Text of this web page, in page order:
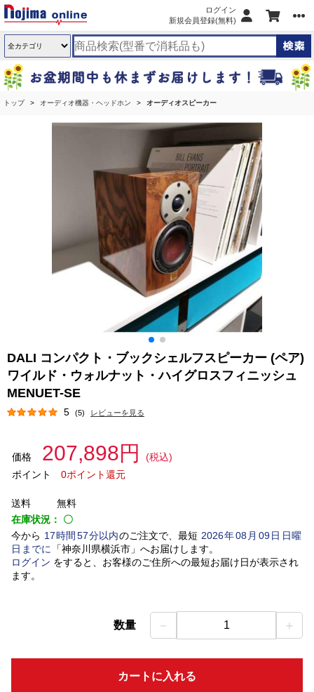
ログイン
新規会員登録(無料)
トップ オーディオ機器・ヘッドホン オーディオスピーカー
DALI コンパクト・ブックシェルフスピーカー (ペア)
ワイルド・ウォルナット・ハイグロスフィニッシュ
MENUET-SE
5 (5) レビューを見る
価格 207,898円
(税込)
ポイント
0ポイント還元
送料
無料
在庫状況： 〇
今から 17時間 57分以内のご注文で、最短 2026年08 月 09日日曜
日 までに 「神奈川県横浜市」 へお届けします。
ログイン をすると、お客様のご住所への最短お届け日が表示され
ます。
数量 － 1 ＋
カートに入れる